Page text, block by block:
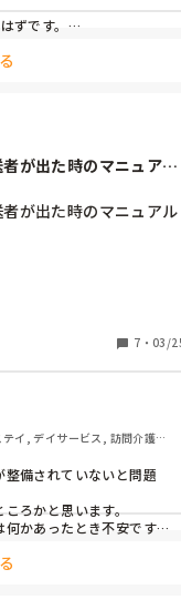
ずです。
。
が出た時のマニュアル
が出た時のマニュアル
のかは口頭で伝わって
7 ・ 03/
イ, デイサービス, 訪問介護,
備されていないと問題
ろかと思います。
かあったとき不安です
の時に役に立つと思い